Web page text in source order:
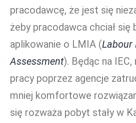
pracodawcę, że jest się
żeby pracodawca chciał się
aplikowanie o LMIA (Labour
Assessment). Będąc na
pracy poprzez agencje
mniej komfortowe
się rozważa pobyt stały w